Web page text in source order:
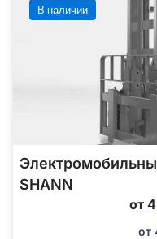
В наличии
SHANN
от
от